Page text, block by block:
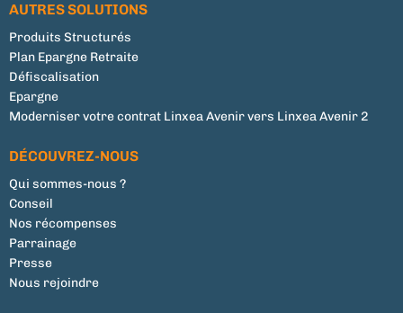
AUTRES SOLUTIONS
Produits Structurés
Plan Epargne Retraite
Défiscalisation
Epargne
Moderniser votre contrat Linxea Avenir vers Linxea Avenir 2
DÉCOUVREZ-NOUS
Qui sommes-nous ?
Conseil
Nos récompenses
Parrainage
Presse
Nous rejoindre